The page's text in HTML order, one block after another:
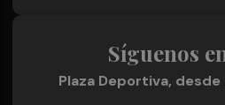
Síguenos
Plaza Deportiva,